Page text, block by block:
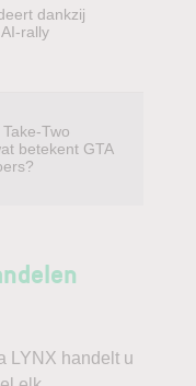
dankzij
rally
Two
betekent GTA
LYNX handelt u